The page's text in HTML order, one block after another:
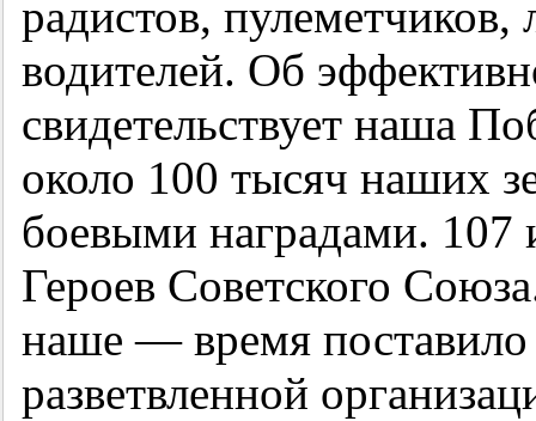
радистов,
водителей. Об
свидетельствует наша
около 100 тысяч наших
боевыми наградами. 107
Героев Советского
наше — время поставило
разветвленной